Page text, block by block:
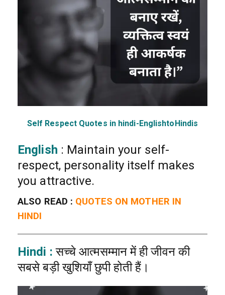
Self Respect Quotes in hindi-EnglishtoHindis
English : Maintain your self-
respect, personality itself makes
you attractive.
ALSO READ : QUOTES ON MOTHER IN
HINDI
Hindi : सच्चे आत्मसम्मान में ही जीवन की
सबसे बड़ी खुशियाँ छुपी होती हैं।